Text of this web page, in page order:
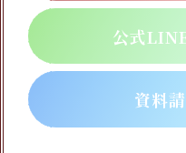
公式
資料